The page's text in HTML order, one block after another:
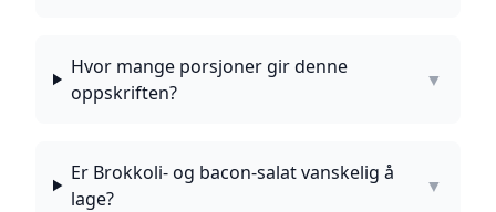
Hvor mange porsjoner gir denne
oppskriften?
▼
Er Brokkoli- og bacon-salat vanskelig å
lage?
▼